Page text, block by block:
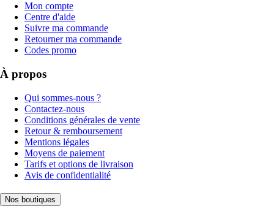
Mon compte
Centre d'aide
Suivre ma commande
Retourner ma commande
Codes promo
À propos
Qui sommes-nous ?
Contactez-nous
Conditions générales de vente
Retour & remboursement
Mentions légales
Moyens de paiement
Tarifs et options de livraison
Avis de confidentialité
Nos boutiques